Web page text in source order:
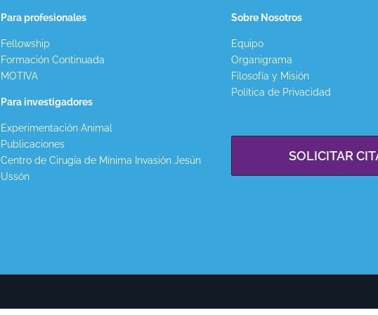
Para profesionales
Fellowship
Formación Continuada
MOTIVA
Para investigadores
Experimentación Animal
Publicaciones
Centro de Cirugía de Mínima Invasión Jesún
Ussón
Sobre Nosotros
Equipo
Organigrama
Filosofía y Misión
Política de Privacidad
SOLICITAR